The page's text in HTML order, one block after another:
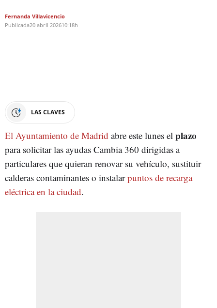
Fernanda Villavicencio
Publicada20 abril 202610:18h
LAS CLAVES
El Ayuntamiento de Madrid abre este lunes el plazo
para solicitar las ayudas Cambia 360 dirigidas a
particulares que quieran renovar su vehículo, sustituir
calderas contaminantes o instalarpuntos de recarga
eléctrica en la ciudad.